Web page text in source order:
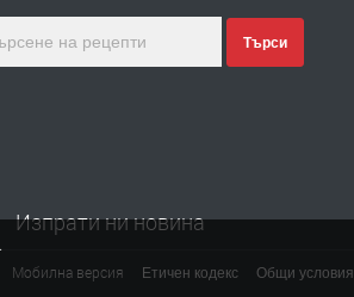
Търси
Изпрати ни новина
Мобилна версия Етичен кодекс Общи условия
.